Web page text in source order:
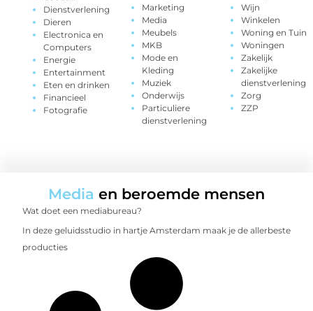
Dienstverlening
Dieren
Electronica en
Computers
Energie
Entertainment
Eten en drinken
Financieel
Fotografie
Marketing
Media
Meubels
MKB
Mode en
Kleding
Muziek
Onderwijs
Particuliere
dienstverlening
Wijn
Winkelen
Woning en Tuin
Woningen
Zakelijk
Zakelijke
dienstverlening
Zorg
ZZP
Media en beroemde mensen
Wat doet een mediabureau?
In deze geluidsstudio in hartje Amsterdam maak je de allerbeste
producties